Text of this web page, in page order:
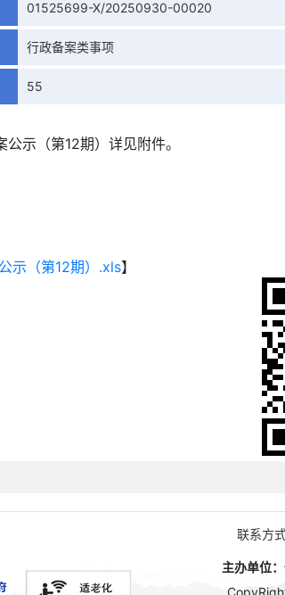
01525699-X/20250930-00020
行政备案类事项
55
示（第12期）详见附件。
示（第12期）.xls】
联系方
主办单位